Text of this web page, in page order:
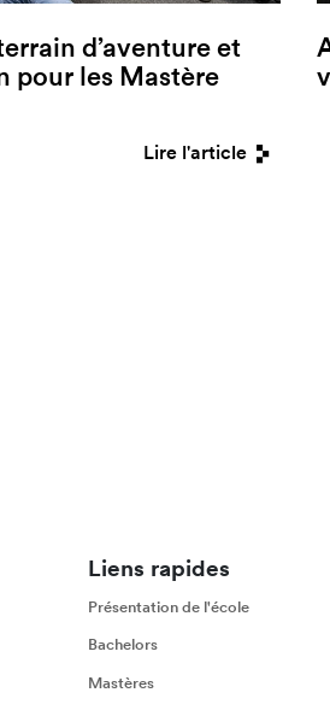
d’aventure et
pour les Mastère
Lire l'article
Liens rapides
Présentation de l'école
Bachelors
Mastères